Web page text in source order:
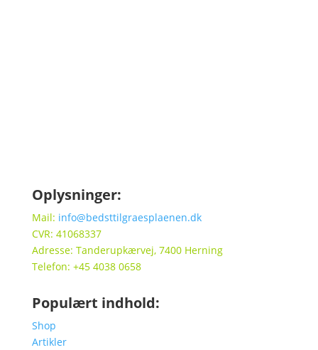
Oplysninger:
Mail: info@bedsttilgraesplaenen.dk
CVR: 41068337
Adresse: Tanderupkærvej, 7400 Herning
Telefon: +45 4038 0658
Populært indhold:
Shop
Artikler